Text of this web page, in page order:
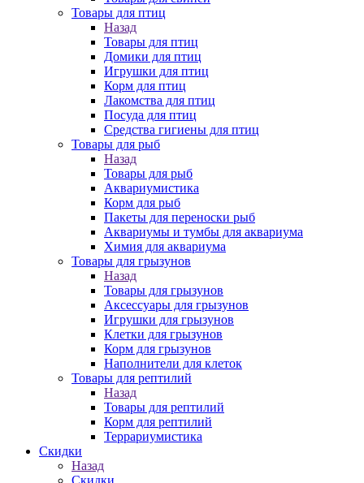
Товары для птиц
Назад
Товары для птиц
Домики для птиц
Игрушки для птиц
Корм для птиц
Лакомства для птиц
Посуда для птиц
Средства гигиены для птиц
Товары для рыб
Назад
Товары для рыб
Аквариумистика
Корм для рыб
Пакеты для переноски рыб
Аквариумы и тумбы для аквариума
Химия для аквариума
Товары для грызунов
Назад
Товары для грызунов
Аксессуары для грызунов
Игрушки для грызунов
Клетки для грызунов
Корм для грызунов
Наполнители для клеток
Товары для рептилий
Назад
Товары для рептилий
Корм для рептилий
Террариумистика
Скидки
Назад
Скидки